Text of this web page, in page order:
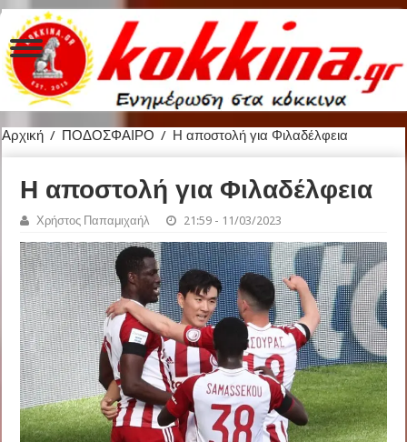
Αρχική / ΠΟΔΟΣΦΑΙΡΟ / Η αποστολή για Φιλαδέλφεια
Η αποστολή για Φιλαδέλφεια
Χρήστος Παπαμιχαήλ 21:59 - 11/03/2023